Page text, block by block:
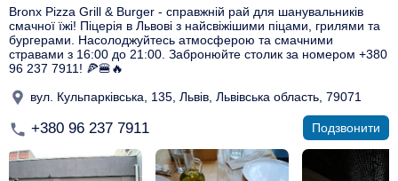
Bronx Pizza Grill & Burger - справжній рай для шанувальників
смачної їжі! Піцерія в Львові з найсвіжішими піцами, грилями та
бургерами. Насолоджуйтесь атмосферою та смачними
стравами з 16:00 до 21:00. Забронюйте столик за номером +380
96 237 7911! 🍕🍔🔥
вул. Кульпарківська, 135, Львів, Львівська область, 79071
+380 96 237 7911 Подзвонити